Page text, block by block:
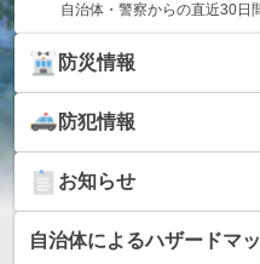
自治体・警察からの直近30日
防災情報
防犯情報
お知らせ
自治体によるハザードマ